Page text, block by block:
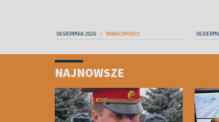
06 SIERPNIA 2026 WIADOMOŚCI 06
NAJNOWSZE